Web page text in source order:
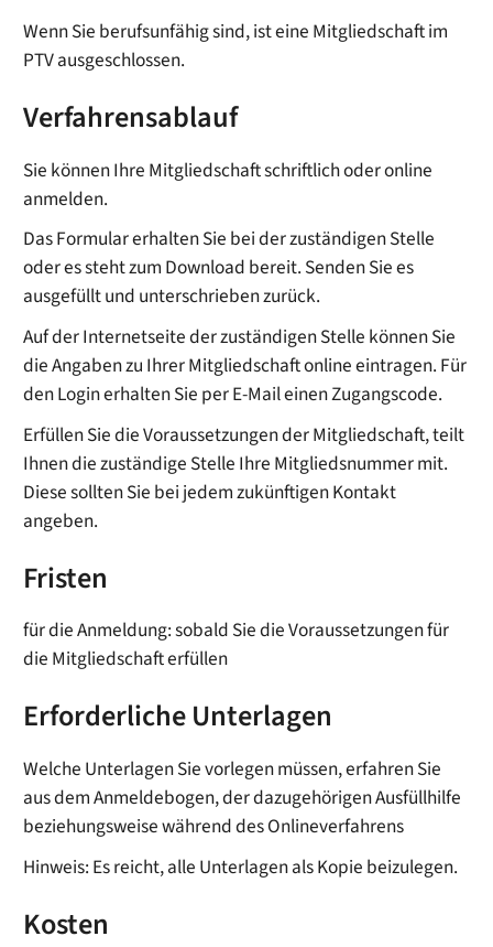
Wenn Sie berufsunfähig sind, ist eine Mitgliedschaft im
PTV ausgeschlossen.
Verfahrensablauf
Sie können Ihre Mitgliedschaft schriftlich oder online
anmelden.
Das Formular erhalten Sie bei der zuständigen Stelle
oder es steht zum Download bereit. Senden Sie es
ausgefüllt und unterschrieben zurück.
Auf der Internetseite der zuständigen Stelle können Sie
die Angaben zu Ihrer Mitgliedschaft online eintragen. Für
den Login erhalten Sie per E-Mail einen Zugangscode.
Erfüllen Sie die Voraussetzungen der Mitgliedschaft, teilt
Ihnen die zuständige Stelle Ihre Mitgliedsnummer mit.
Diese sollten Sie bei jedem zukünftigen Kontakt
angeben.
Fristen
für die Anmeldung: sobald Sie die Voraussetzungen für
die Mitgliedschaft erfüllen
Erforderliche Unterlagen
Welche Unterlagen Sie vorlegen müssen, erfahren Sie
aus dem Anmeldebogen, der dazugehörigen Ausfüllhilfe
beziehungsweise während des Onlineverfahrens
Hinweis: Es reicht, alle Unterlagen als Kopie beizulegen.
Kosten